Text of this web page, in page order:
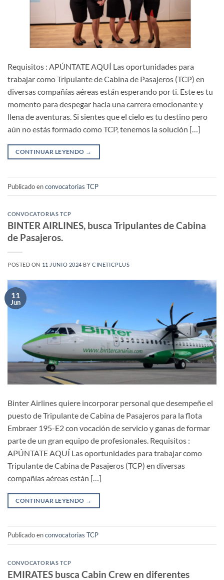
Requisitos : APÚNTATE AQUÍ Las oportunidades para
trabajar como Tripulante de Cabina de Pasajeros (TCP) en
diversas compañías aéreas están esperando por ti. Este es tu
momento para despegar hacia una carrera emocionante y
llena de aventuras. Si sientes que el cielo es tu destino pero
aún no estás formado como TCP, tenemos la solución […]
CONTINUAR LEYENDO →
Publicado enconvocatorias TCP
CONVOCATORIAS TCP
BINTER AIRLINES, busca Tripulantes de Cabina
de Pasajeros.
POSTED ON 11 JUNIO 2024 BYCINETICPLUS
11
Jun
Binter Airlines quiere incorporar personal que desempeñe el
puesto de Tripulante de Cabina de Pasajeros para la flota
Embraer 195-E2 con vocación de servicio y ganas de formar
parte de un gran equipo de profesionales. Requisitos :
APÚNTATE AQUÍ Las oportunidades para trabajar como
Tripulante de Cabina de Pasajeros (TCP) en diversas
compañías aéreas están […]
CONTINUAR LEYENDO →
Publicado enconvocatorias TCP
CONVOCATORIAS TCP
EMIRATES busca Cabin Crew en diferentes